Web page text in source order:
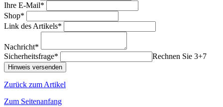
Ihre E-Mail*
Shop*
Link des Artikels*
Nachricht*
Sicherheitsfrage*
Rechnen Sie 3+7
Zurück zum Artikel
Zum Seitenanfang